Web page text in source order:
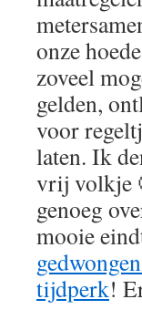
onze
zoveel
gelden,
voor
laten. Ik
vrij volkje
genoeg
mooie
tijdperk!